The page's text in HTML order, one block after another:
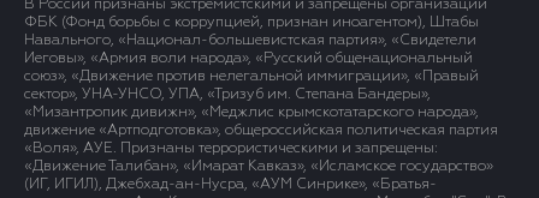
В России признаны экстремистскими и запрещены организации
ФБК (Фонд борьбы с коррупцией, признан иноагентом), Штабы
Навального, «Национал-большевистская партия», «Свидетели
Иеговы», «Армия воли народа», «Русский общенациональный
союз», «Движение против нелегальной иммиграции», «Правый
сектор», УНА-УНСО, УПА, «Тризуб им. Степана Бандеры»,
«Мизантропик дивижн», «Меджлис крымскотатарского народа»,
движение «Артподготовка», общероссийская политическая партия
«Воля», АУЕ. Признаны террористическими и запрещены:
«Движение Талибан», «Имарат Кавказ», «Исламское государство»
(ИГ, ИГИЛ), Джебхад-ан-Нусра, «АУМ Синрике», «Братья-